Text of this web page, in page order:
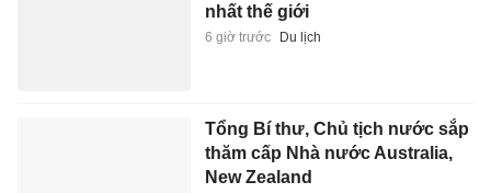
nhất thế giới
6 giờ trước Du lịch
Tổng Bí thư, Chủ tịch nước sắp
thăm cấp Nhà nước Australia,
New Zealand